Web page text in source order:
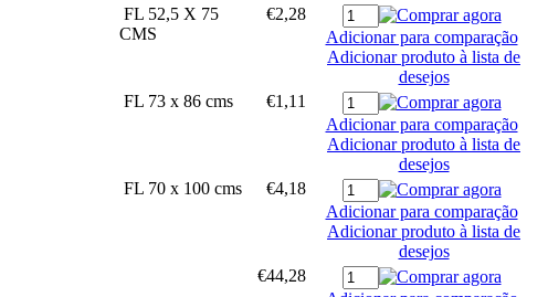
FL 52,5 X 75
CMS
€2,28
Adicionar para comparação
Adicionar produto à lista de
desejos
FL 73 x 86 cms
€1,11
Adicionar para comparação
Adicionar produto à lista de
desejos
FL 70 x 100 cms
€4,18
Adicionar para comparação
Adicionar produto à lista de
desejos
€44,28